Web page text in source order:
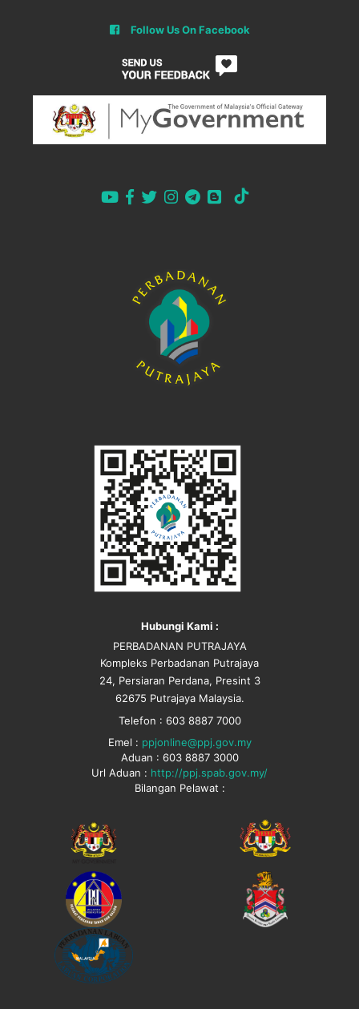
Follow Us On Facebook
Hubungi Kami :
PERBADANAN PUTRAJAYA
Kompleks Perbadanan Putrajaya
24, Persiaran Perdana, Presint 3
62675 Putrajaya Malaysia.
Telefon : 603 8887 7000
Emel : ppjonline@ppj.gov.my
Aduan : 603 8887 3000
Url Aduan : http://ppj.spab.gov.my/
Bilangan Pelawat :